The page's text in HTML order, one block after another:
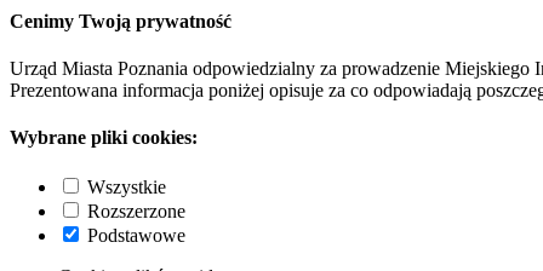
Cenimy Twoją prywatność
Urząd Miasta Poznania odpowiedzialny za prowadzenie
Prezentowana informacja poniżej opisuje za co odpowiadają
Wybrane pliki cookies:
Wszystkie
Rozszerzone
Podstawowe